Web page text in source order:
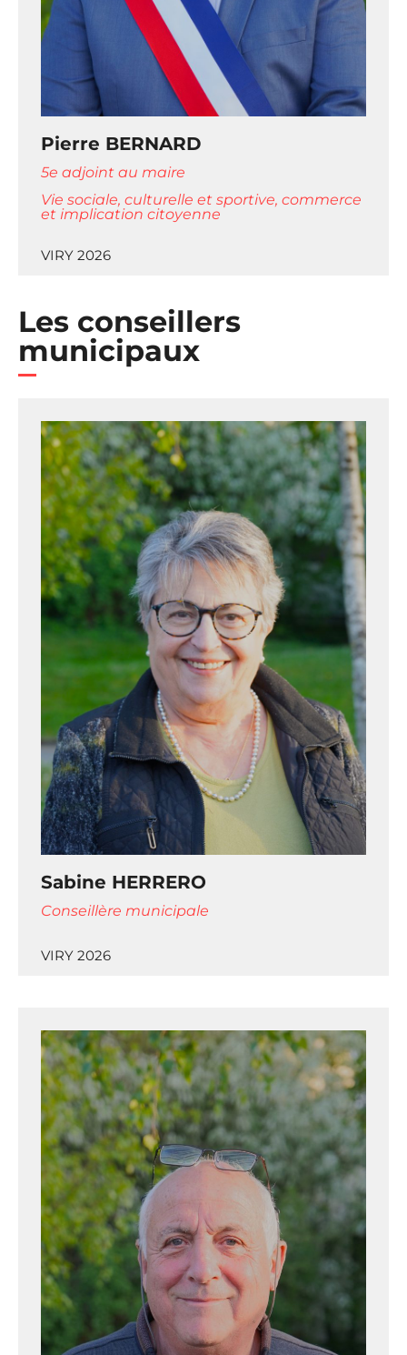
Pierre BERNARD
5e adjoint au maire
Vie sociale, culturelle et sportive, commerce
et implication citoyenne
VIRY 2026
Les conseillers
municipaux
Sabine HERRERO
Conseillère municipale
VIRY 2026